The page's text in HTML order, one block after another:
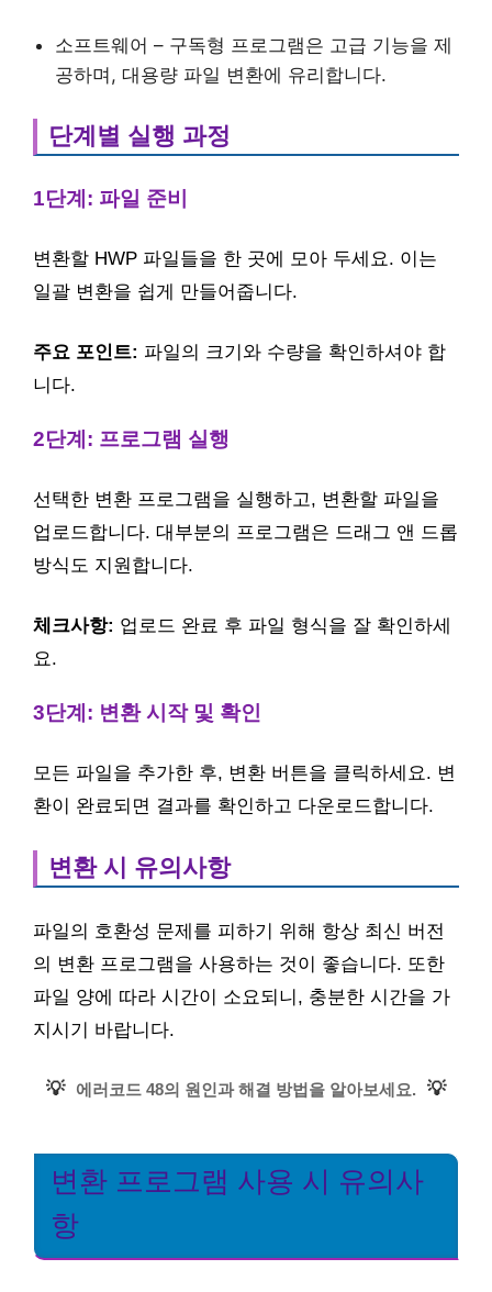
소프트웨어 – 구독형 프로그램은 고급 기능을 제
공하며, 대용량 파일 변환에 유리합니다.
단계별 실행 과정
1단계: 파일 준비
변환할 HWP 파일들을 한 곳에 모아 두세요. 이는
일괄 변환을 쉽게 만들어줍니다.
주요 포인트: 파일의 크기와 수량을 확인하셔야 합
니다.
2단계: 프로그램 실행
선택한 변환 프로그램을 실행하고, 변환할 파일을
업로드합니다. 대부분의 프로그램은 드래그 앤 드롭
방식도 지원합니다.
체크사항: 업로드 완료 후 파일 형식을 잘 확인하세
요.
3단계: 변환 시작 및 확인
모든 파일을 추가한 후, 변환 버튼을 클릭하세요. 변
환이 완료되면 결과를 확인하고 다운로드합니다.
변환 시 유의사항
파일의 호환성 문제를 피하기 위해 항상 최신 버전
의 변환 프로그램을 사용하는 것이 좋습니다. 또한
파일 양에 따라 시간이 소요되니, 충분한 시간을 가
지시기 바랍니다.
💡 에러코드 48의 원인과 해결 방법을 알아보세요. 💡
변환 프로그램 사용 시 유의사
항